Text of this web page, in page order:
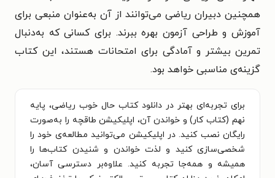
همچنین دبیران ریاضی می‌توانند از آن به‌عنوان منبعی برای
آموزش و طراحی آزمون بهره ببرند. برای کسانی که به‌دنبال
تمرین بیشتر و آمادگی برای امتحانات هستند، این کتاب
گزینه‌‌ی مناسبی خواهد بود.
برای تجربه‌ای بهتر در دانلود کتاب حال خوب ریاضی، پایه
نهم (کتاب کار) و خواندن آن، اپلیکیشن طاقچه را به‌صورت
رایگان نصب کنید. در اپلیکیشن می‌توانید مطالعه‌ی خود را
شخصی‌سازی کنید و لذت خواندن و شنیدن کتاب‌ها را
همیشه و همه‌جا تجربه کنید. علاوه‌بر دسترسی آسان،